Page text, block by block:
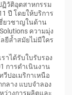
ฏิวัติอุตสาหกรรม
ปี โดยให้บริการ
ยวชาญในด้าน
ความมุ่ง
ยีล้ำสมัยไม่มีใคร
าได้รับใบรับรอง
การดำเนินงาน
ปอเมริกาเหนือ
ลาง แบบจำลอง
ว่างการผลิตและ